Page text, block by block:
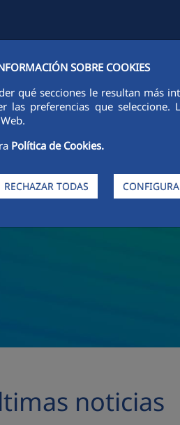
SOBRE COOKIES
qué secciones le resultan más
preferencias que
Política de Cookies.
RECHAZAR TODAS
noticias